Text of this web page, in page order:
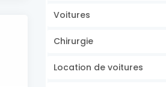
Voitures
Chirurgie
Location de voitures